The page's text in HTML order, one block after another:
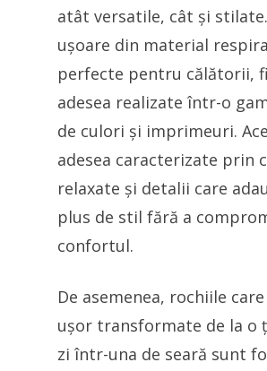
atât versatile, cât și
ușoare din material
perfecte pentru călătorii,
adesea realizate într-o
de culori și imprimeuri.
adesea caracterizate prin
relaxate și detalii care
plus de stil fără a
confortul.
De asemenea, rochiile
ușor transformate de la o
zi într-una de seară sunt